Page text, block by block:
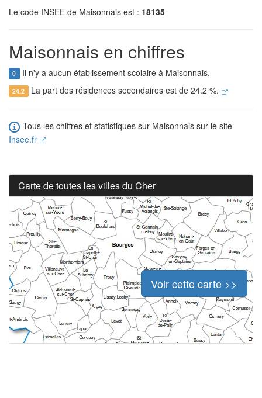
Le code INSEE de Maisonnais est : 18135
Maisonnais en chiffres
0 Il n'y a aucun établissement scolaire à Maisonnais.
24.2 La part des résidences secondaires est de 24.2 %.
Tous les chiffres et statistiques sur Maisonnais sur le site
Insee.fr
Carte de toutes les villes du Cher
Voir cette carte >>